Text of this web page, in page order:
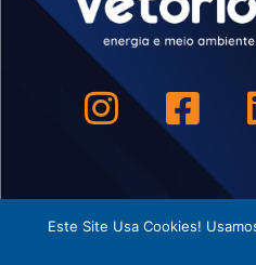
Este Site Usa Cookies!